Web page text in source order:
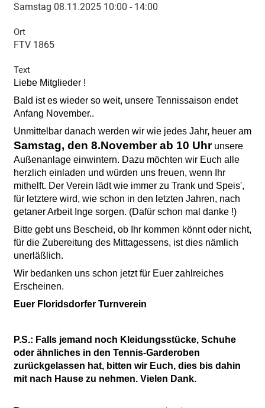
Samstag 08.11.2025 10:00 - 14:00
Ort
FTV 1865
Text
Liebe Mitglieder !
Bald ist es wieder so weit, unsere Tennissaison endet
Anfang November..
Unmittelbar danach werden wir wie jedes Jahr, heuer am
Samstag, den 8.November ab 10 Uhrunsere
Außenanlage einwintern. Dazu möchten wir Euch alle
herzlich einladen und würden uns freuen, wenn Ihr
mithelft. Der Verein lädt wie immer zu Trank und Speis',
für letztere wird, wie schon in den letzten Jahren, nach
getaner Arbeit Inge sorgen. (Dafür schon mal danke !)
Bitte gebt uns Bescheid, ob Ihr kommen könnt oder nicht,
für die Zubereitung des Mittagessens, ist dies nämlich
unerläßlich.
Wir bedanken uns schon jetzt für Euer zahlreiches
Erscheinen.
Euer Floridsdorfer Turnverein
P.S.: Falls jemand noch Kleidungsstücke, Schuhe
oder ähnliches in den Tennis-Garderoben
zurückgelassen hat, bitten wir Euch, dies bis dahin
mit nach Hause zu nehmen. Vielen Dank.